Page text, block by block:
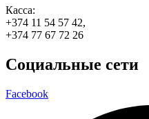
Касса:
+374 11 54 57 42,
+374 77 67 72 26
Социальные сети
Facebook